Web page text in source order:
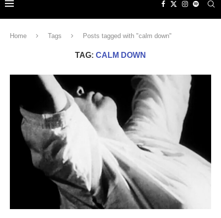
Home Tags Posts tagged with "calm down"
TAG: CALM DOWN